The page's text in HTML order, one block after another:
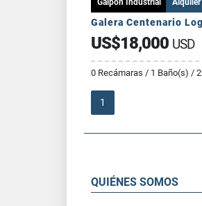
Galpon Industrial Alquiler
Galera Centenario
US$18,000 USD
0 Recámaras / 1 Baño(s) /
1
QUIÉNES SOMOS